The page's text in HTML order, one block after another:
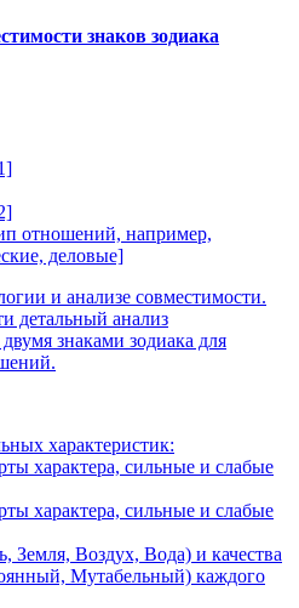
знаков зодиака
отношений, например,
деловые]
и анализе совместимости.
детальный анализ
знаками зодиака для
характеристик:
характера, сильные и слабые
характера, сильные и слабые
Земля, Воздух, Вода) и качества
Мутабельный) каждого